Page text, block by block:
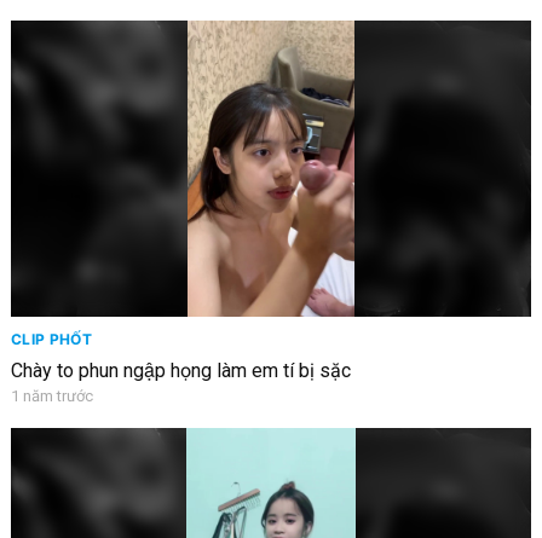
CLIP PHỐT
Chày to phun ngập họng làm em tí bị sặc
1 năm trước